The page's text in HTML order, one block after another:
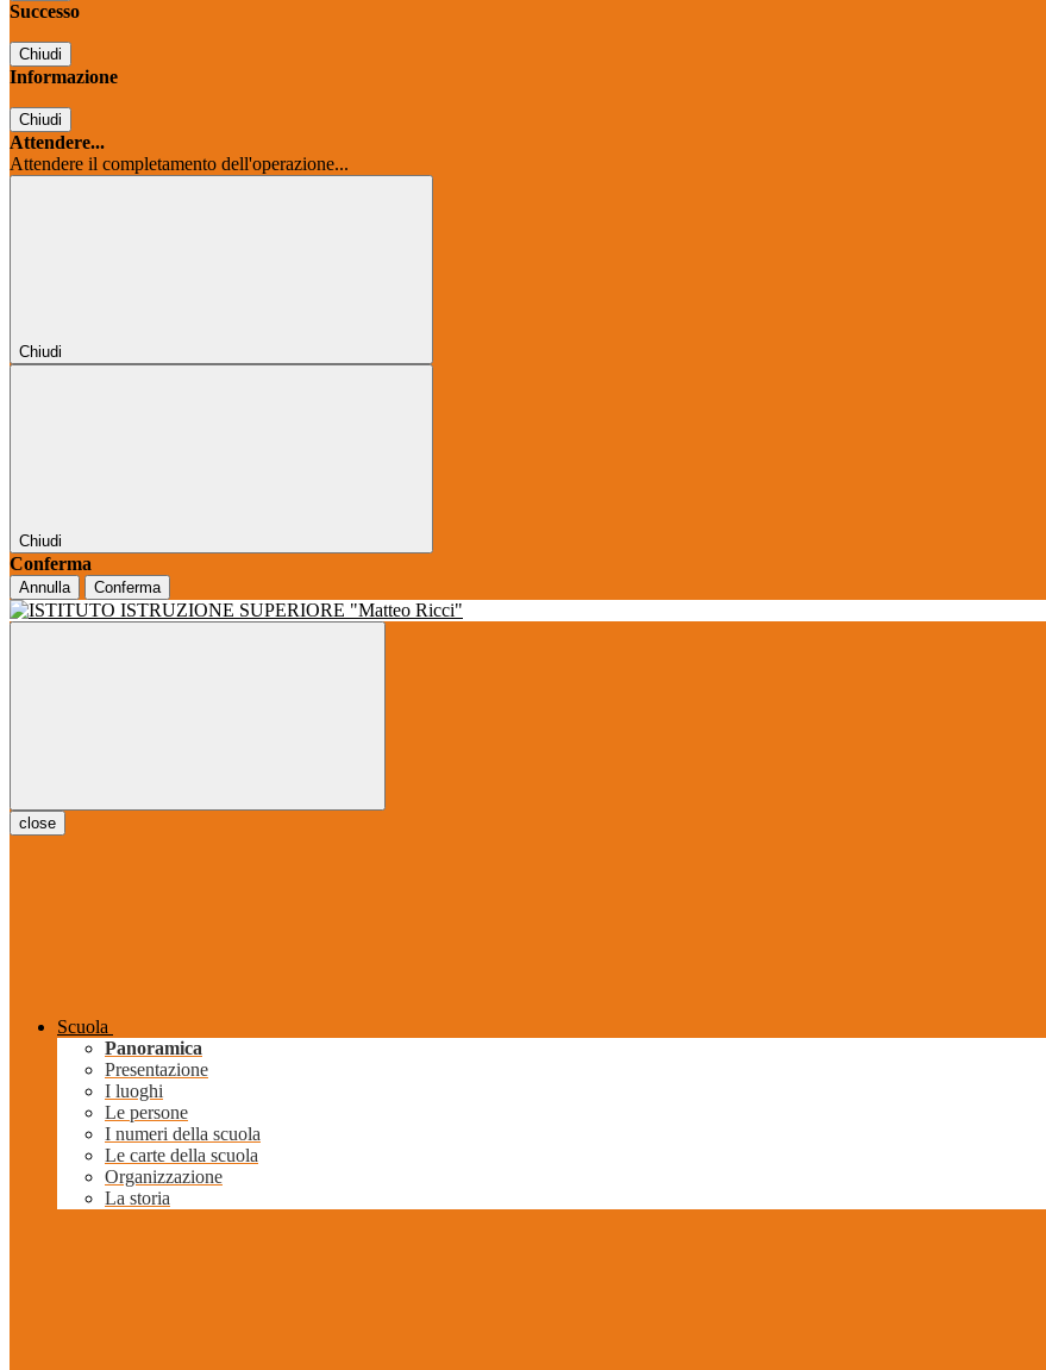
Successo
Chiudi
Informazione
Chiudi
Attendere...
Attendere il completamento dell'operazione...
Chiudi
Chiudi
Conferma
Annulla Conferma
close
Scuola
Panoramica
Presentazione
I luoghi
Le persone
I numeri della scuola
Le carte della scuola
Organizzazione
La storia